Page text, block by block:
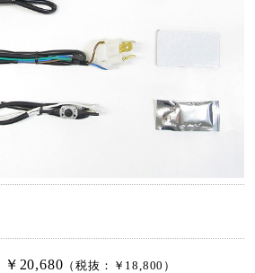
￥20,680 （税抜：￥18,800）